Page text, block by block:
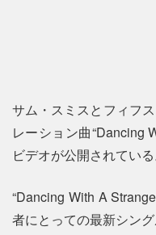
サム・スミスとフィフ
レーション曲“Dancing
ビデオが公開されている
“Dancing With A
者にとっての最新シング